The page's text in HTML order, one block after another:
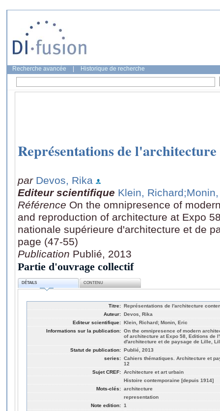
Recherche avancée Historique de recherche
Représentations de
par Devos, Rika
Editeur scientifique Klein, Richard
Référence On the omnipresence of
and reproduction of architecture at Expo
nationale supérieure d'architecture et de
page (47-55)
Publication Publié, 2013
Partie d'ouvrage collectif
DÉTAILS CONTENU
Titre: Représentations de l'architecture
Auteur: Devos, Rika
Editeur scientifique: Klein, Richard; Monin, Eric
Informations sur la publication: On the omnipresence of modern
of architecture at Expo 58, Editions de
d'architecture et de paysage de Lille,
Statut de publication: Publié, 2013
series: Cahiers thématiques. Architecture et
12
Sujet CREF: Architecture et art urbain
Histoire contemporaine [depuis 1914]
Mots-clés: architecture
representation
Note edition: 1